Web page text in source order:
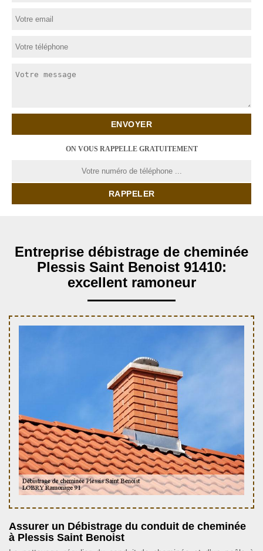
ON VOUS RAPPELLE GRATUITEMENT
Entreprise débistrage de cheminée
Plessis Saint Benoist 91410:
excellent ramoneur
Assurer un Débistrage du conduit de cheminée
à Plessis Saint Benoist